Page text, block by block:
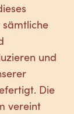
und
Die
vereint